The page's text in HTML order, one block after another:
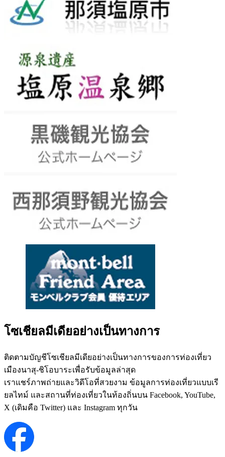
โซเชียลมีเดียอย่างเป็นทางการ
ติดตามบัญชีโซเชียลมีเดียอย่างเป็นทางการของการท่องเที่ยว
เมืองนาสุ-ชิโอบาระเพื่อรับข้อมูลล่าสุด
เราแชร์ภาพถ่ายและวิดีโอที่สวยงาม ข้อมูลการท่องเที่ยวแบบเรี
ยลไทม์ และสถานที่ท่องเที่ยวในท้องถิ่นบน Facebook, YouTube,
X (เดิมคือ Twitter) และ Instagram ทุกวัน